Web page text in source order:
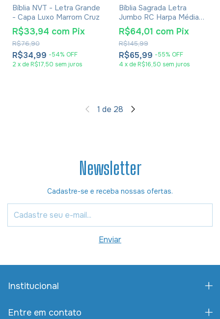
Bíblia NVT - Letra Grande
- Capa Luxo Marrom Cruz
R$34,99 -54% OFF
R$76,90
R$33,94 com Pix
2 x de R$17,50 sem juros
Bíblia Sagrada Letra
Jumbo RC Harpa Média
Zíper Rosa Claro
R$65,99 -55% OFF
R$145,99
R$64,01 com Pix
4 x de R$16,50 sem juros
1 de 28
Newsletter
Cadastre-se e receba nossas ofertas.
Institucional
Entre em contato